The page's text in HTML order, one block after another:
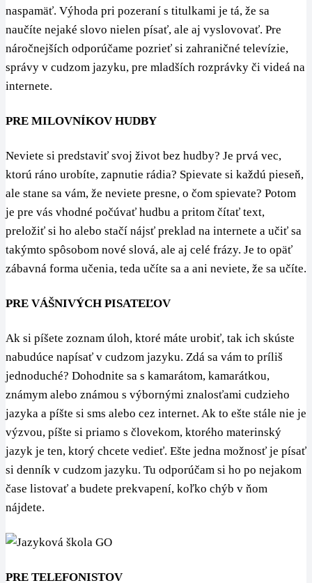
naspamäť. Výhoda pri pozeraní s titulkami je tá, že sa
naučíte nejaké slovo nielen písať, ale aj vyslovovať. Pre
náročnejších odporúčame pozrieť si zahraničné televízie,
správy v cudzom jazyku, pre mladších rozprávky či videá na
internete.
PRE MILOVNÍKOV HUDBY
Neviete si predstaviť svoj život bez hudby? Je prvá vec,
ktorú ráno urobíte, zapnutie rádia? Spievate si každú pieseň,
ale stane sa vám, že neviete presne, o čom spievate? Potom
je pre vás vhodné počúvať hudbu a pritom čítať text,
preložiť si ho alebo stačí nájsť preklad na internete a učiť sa
takýmto spôsobom nové slová, ale aj celé frázy. Je to opäť
zábavná forma učenia, teda učíte sa a ani neviete, že sa učíte.
PRE VÁŠNIVÝCH PISATEĽOV
Ak si píšete zoznam úloh, ktoré máte urobiť, tak ich skúste
nabudúce napísať v cudzom jazyku. Zdá sa vám to príliš
jednoduché? Dohodnite sa s kamarátom, kamarátkou,
známym alebo známou s výbornými znalosťami cudzieho
jazyka a píšte si sms alebo cez internet. Ak to ešte stále nie je
výzvou, píšte si priamo s človekom, ktorého materinský
jazyk je ten, ktorý chcete vedieť. Ešte jedna možnosť je písať
si denník v cudzom jazyku. Tu odporúčam si ho po nejakom
čase listovať a budete prekvapení, koľko chýb v ňom
nájdete.
PRE TELEFONISTOV